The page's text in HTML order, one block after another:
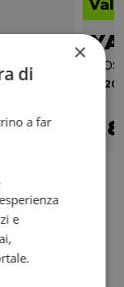
/mese
2020
×
di
a far
e